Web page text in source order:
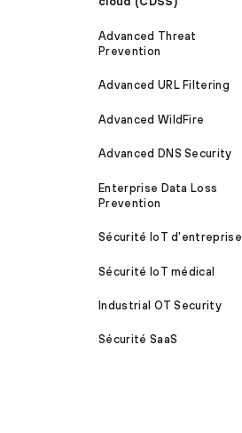
Advanced Threat
Prevention
Advanced URL Filtering
Advanced WildFire
Advanced DNS Security
Enterprise Data Loss
Prevention
Sécurité IoT d’entreprise
Sécurité IoT médical
Industrial OT Security
Sécurité SaaS